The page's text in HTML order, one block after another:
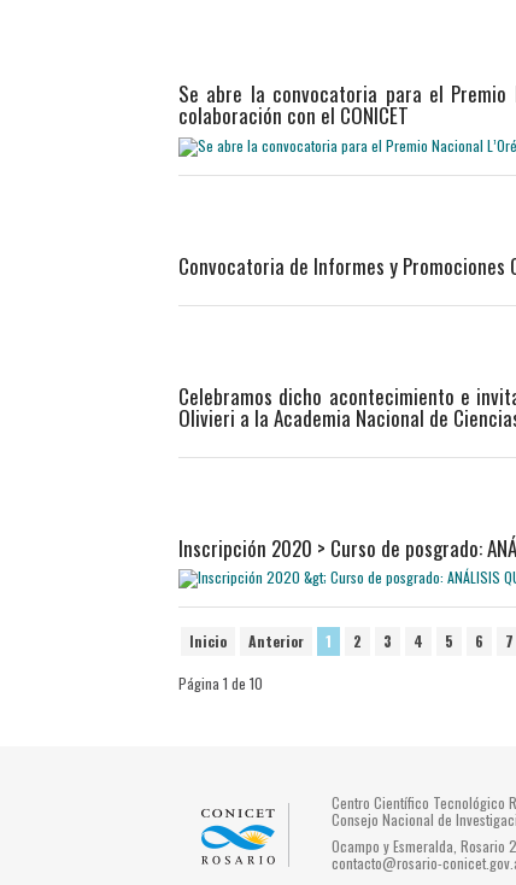
Se abre la convocatoria para el Premio
colaboración con el CONICET
Convocatoria de Informes y Promociones
Celebramos dicho acontecimiento e
Olivieri a la Academia Nacional de
Inscripción 2020 > Curso de posgrado:
Inicio Anterior 1 2 3 4 5 6 7
Página 1 de 10
Centro Científico Tecnológico
Consejo Nacional de
Ocampo y Esmeralda, Rosario
contacto@rosario-